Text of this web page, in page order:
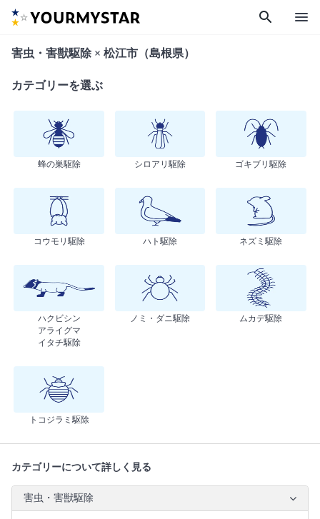
search menu
害虫・害獣駆除 × 松江市（島根県）
カテゴリーを選ぶ
蜂の巣駆除 シロアリ駆除 ゴキブリ駆除
コウモリ駆除 ハト駆除 ネズミ駆除
ハクビシン
アライグマ
イタチ駆除
ノミ・ダニ駆除 ムカデ駆除
トコジラミ駆除
カテゴリーについて詳しく見る
害虫・害獣駆除